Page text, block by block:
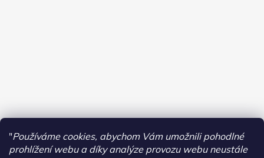
"Používáme cookies, abychom Vám umožnili pohodlné
prohlížení webu a díky analýze provozu webu neustále